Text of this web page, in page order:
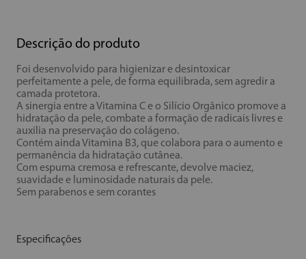
Descrição do produto
Foi desenvolvido para higienizar e desintoxicar
perfeitamente a pele, de forma equilibrada, sem agredir a
camada protetora.
A sinergia entre a Vitamina C e o Silício Orgânico promove a
hidratação da pele, combate a formação de radicais livres e
auxilia na preservação do colágeno.
Contém ainda Vitamina B3, que colabora para o aumento e
permanência da hidratação cutânea.
Com espuma cremosa e refrescante, devolve maciez,
suavidade e luminosidade naturais da pele.
Sem parabenos e sem corantes
Especificações